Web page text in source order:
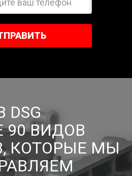
DSG
90 ВИДОВ
КОТОРЫЕ МЫ